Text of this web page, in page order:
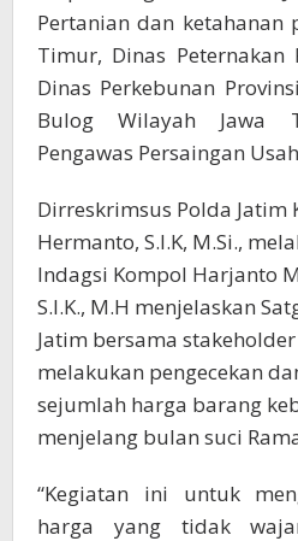
Pertanian dan ketahanan
Timur, Dinas Peternakan
Dinas Perkebunan
Bulog Wilayah Jawa
Pengawas Persaingan
Dirreskrimsus Polda Jatim
Hermanto, S.I.K, M.Si.,
Indagsi Kompol Harjanto
S.I.K., M.H menjelaskan
Jatim bersama
melakukan pengecekan
sejumlah harga barang
menjelang bulan suci
“Kegiatan ini untuk
harga yang tidak